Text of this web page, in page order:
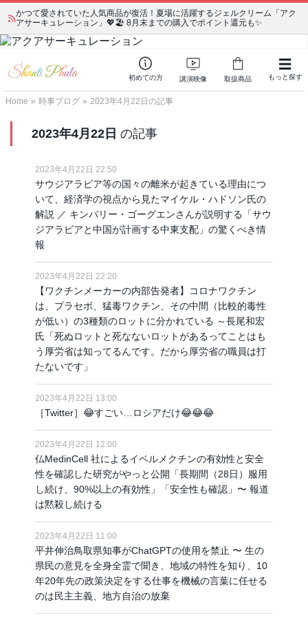
かつて愛されていた人気商品が復活！夏場に活躍するジェルクリーム「アク
アサーキュレーション」💖🏖️ 8月末までの購入でポイント還元も✨
初めての方 講演映像 取扱商品 もっと探す
Home » 時事ブログ » 2023年4月22日の記事
2023年4月22日 の記事
2023年4月22日 22:50
サウジアラビア等の国々の離米が起きている理由につ
いて、経済学の視点から見たマイケル・ハドソン氏の
解説 ／ キンバリー・ゴーグエンさんが説明する「サウ
ジアラビアと中国が計画する中東支配」の驚くべき情
報
2023年4月22日 22:20
【ワクチンメーカーの内部告発者】コロナワクチン
は、プラセボ、猛毒ワクチン、その中間（比較的毒性
が低い）の3種類のロットに分かれている ～長尾和宏
氏「死ぬロットと死なないロットがあるってことはも
う厚労省は知ってるんです。だから厚労省の職員は打
たないです」
2023年4月22日 13:00
［Twitter］😂すごい…ロシアだけ😂😂😂
2023年4月22日 12:00
仏MedinCell 社によるイベルメクチンの有効性と安全
性を確認した研究がやっと公開「長期間（28日）服用
し続け、90%以上の有効性」「安全性も確認」〜 報道
は黙殺し続ける
2023年4月22日 11:00
平井伸治鳥取県知事がChatGPTの使用を禁止 〜 生の
県民の意見を全身全霊で聞き、地域の特性を知り、10
年20年先の政策決定をする仕事を機械の言葉に任せる
のは民主主義、地方自治の放棄